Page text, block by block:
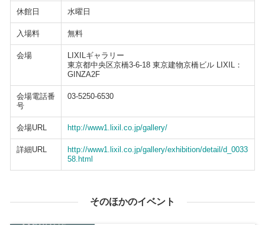
休館日 水曜日
入場料 無料
会場
LIXILギャラリー
東京都中央区京橋3-6-18 東京建物京橋ビル LIXIL：
GINZA2F
会場電話番
号
03-5250-6530
会場URL http://www1.lixil.co.jp/gallery/
詳細URL
http://www1.lixil.co.jp/gallery/exhibition/detail/d_0033
58.html
そのほかのイベント